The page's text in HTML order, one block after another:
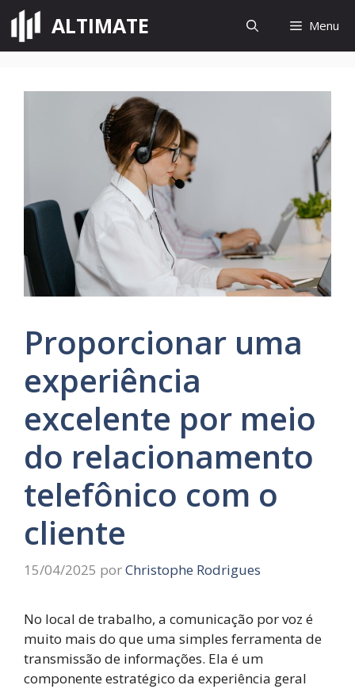
Saltar
o
ALTIMATE Menu
Proporcionar uma
experiência
excelente por meio
do relacionamento
telefônico com o
cliente
15/04/2025 porChristophe Rodrigues
No local de trabalho, a comunicação por voz é
muito mais do que uma simples ferramenta de
transmissão de informações. Ela é um
componente estratégico da experiência geral